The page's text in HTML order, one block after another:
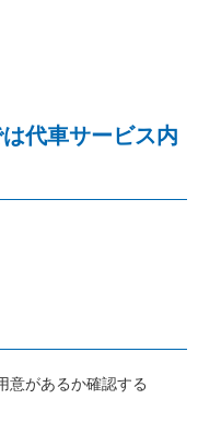
代車サービス内
意があるか確認する